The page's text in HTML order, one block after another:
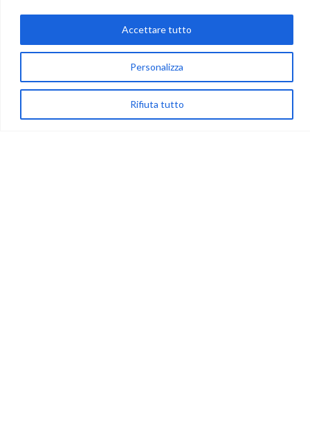
Personalizza
Rifiuta tutto
Accettare tutto
via Acqua delle Noci 12
(+39) 081-7777233
info@ideepercreare.it